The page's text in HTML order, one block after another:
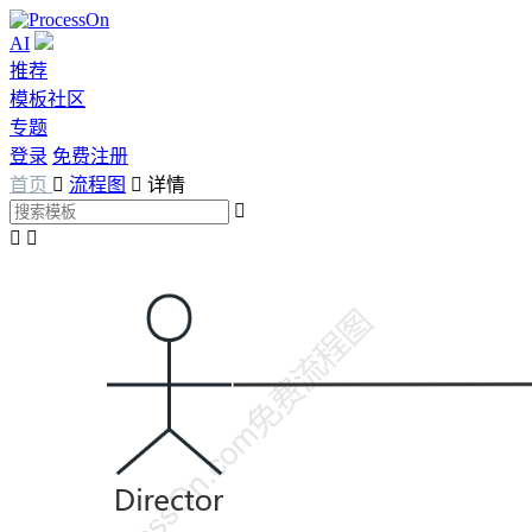
AI
推荐
模板社区
专题
登录 免费注册
首页  流程图  详情

 